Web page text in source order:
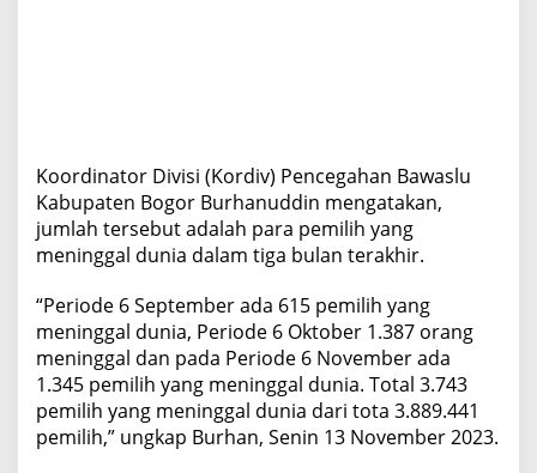
Koordinator Divisi (Kordiv) Pencegahan Bawaslu
Kabupaten Bogor Burhanuddin mengatakan,
jumlah tersebut adalah para pemilih yang
meninggal dunia dalam tiga bulan terakhir.
“Periode 6 September ada 615 pemilih yang
meninggal dunia, Periode 6 Oktober 1.387 orang
meninggal dan pada Periode 6 November ada
1.345 pemilih yang meninggal dunia. Total 3.743
pemilih yang meninggal dunia dari tota 3.889.441
pemilih,” ungkap Burhan, Senin 13 November 2023.